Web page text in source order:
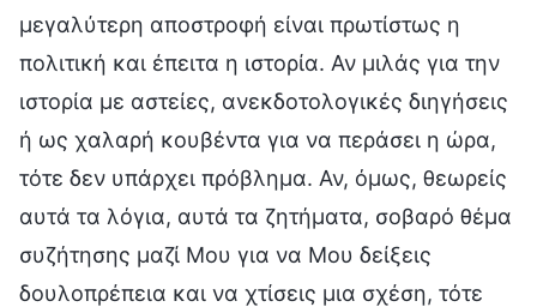
μεγαλύτερη αποστροφή είναι πρωτίστως η
πολιτική και έπειτα η ιστορία. Αν μιλάς για την
ιστορία με αστείες, ανεκδοτολογικές διηγήσεις
ή ως χαλαρή κουβέντα για να περάσει η ώρα,
τότε δεν υπάρχει πρόβλημα. Αν, όμως, θεωρείς
αυτά τα λόγια, αυτά τα ζητήματα, σοβαρό θέμα
συζήτησης μαζί Μου για να Μου δείξεις
δουλοπρέπεια και να χτίσεις μια σχέση, τότε